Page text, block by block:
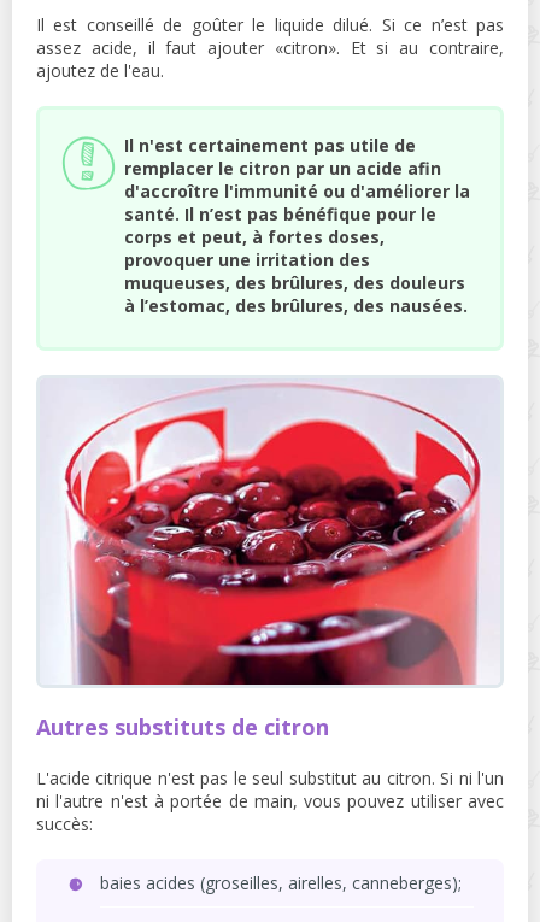
Il est conseillé de goûter le liquide dilué. Si ce n’est pas
assez acide, il faut ajouter «citron». Et si au contraire,
ajoutez de l'eau.
Il n'est certainement pas utile de
remplacer le citron par un acide afin
d'accroître l'immunité ou d'améliorer la
santé. Il n’est pas bénéfique pour le
corps et peut, à fortes doses,
provoquer une irritation des
muqueuses, des brûlures, des douleurs
à l’estomac, des brûlures, des nausées.
Autres substituts de citron
L'acide citrique n'est pas le seul substitut au citron. Si ni l'un
ni l'autre n'est à portée de main, vous pouvez utiliser avec
succès:
baies acides (groseilles, airelles, canneberges);